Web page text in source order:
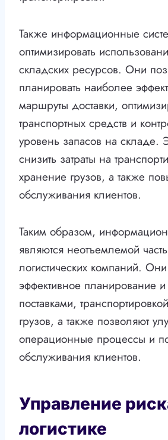
Также информационные
оптимизировать
складских ресурсов. Они
планировать наиболее
маршруты доставки,
транспортных средств и
уровень запасов на складе.
снизить затраты на
хранение грузов, а также
обслуживания клиентов.
Таким образом,
являются неотъемлемой
логистических компаний.
эффективное планирование
поставками,
грузов, а также позволяют
операционные процессы и
обслуживания клиентов.
Управление
логистике